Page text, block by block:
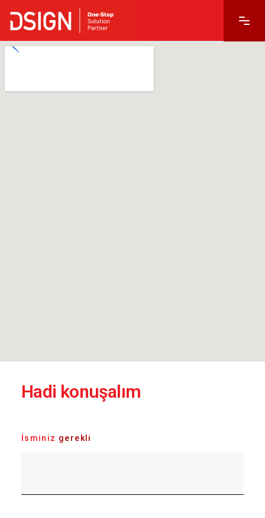
Hadi konuşalım
İsminiz gerekli